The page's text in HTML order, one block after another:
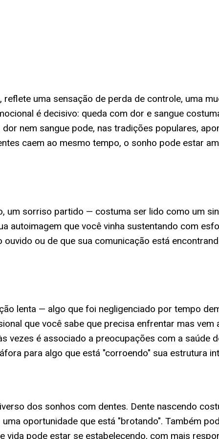
uma sensação de perda de controle, uma
é decisivo: queda com dor e sangue
nem sangue pode, nas tradições populares,
caem ao mesmo tempo, o sonho pode estar
um sorriso partido — costuma ser lido como um
autoimagem que você vinha sustentando com
ou de que sua comunicação está
lenta — algo que foi negligenciado por tempo
que você sabe que precisa enfrentar mas
vezes é associado a preocupações com a saúde
para algo que está "corroendo" sua estrutura
dos sonhos com dentes. Dente nascendo
oportunidade que está "brotando". Também
vida pode estar se estabelecendo, com mais